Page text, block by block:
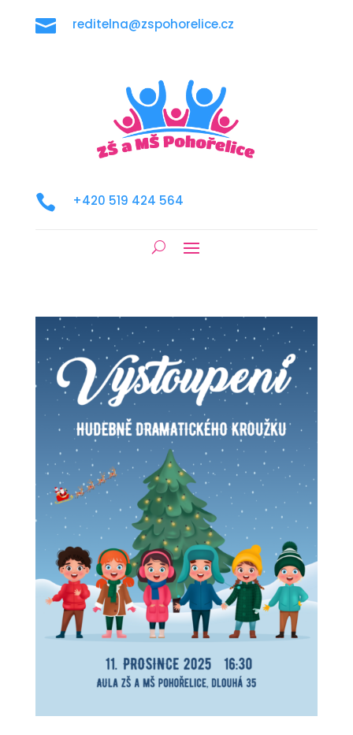
 reditelna@zspohorelice.cz
 +420 519 424 564